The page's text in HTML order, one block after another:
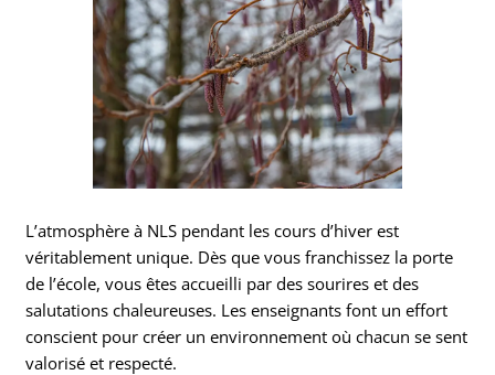
L’atmosphère à NLS pendant les cours d’hiver est
véritablement unique. Dès que vous franchissez la porte
de l’école, vous êtes accueilli par des sourires et des
salutations chaleureuses. Les enseignants font un effort
conscient pour créer un environnement où chacun se sent
valorisé et respecté.